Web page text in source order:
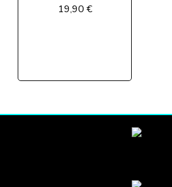
19,90 €